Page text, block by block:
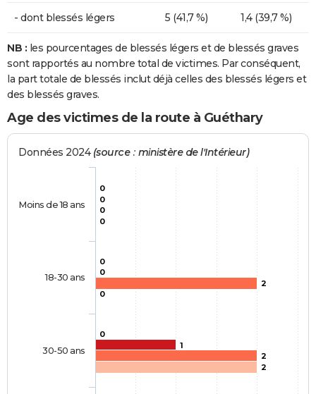
- dont blessés légers 5 (41,7 %) 1,4 (39,7 %)
NB : les pourcentages de blessés légers et de blessés graves
sont rapportés au nombre total de victimes. Par conséquent,
la part totale de blessés inclut déjà celles des blessés légers et
des blessés graves.
Age des victimes de la route à Guéthary
Données 2024 (source : ministère de l'Intérieur)
0
0
0
0
0
1
0
2
2
0
0
2
Moins de 18 ans
18-30 ans
30-50 ans